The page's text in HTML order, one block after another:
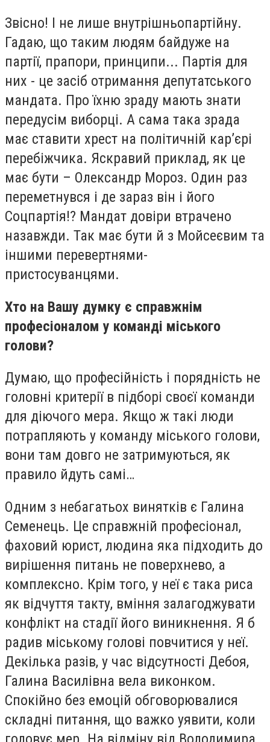
Звісно! І не лише внутрішньопартійну.
Гадаю, що таким людям байдуже на
партії, прапори, принципи... Партія для
них - це засіб отримання депутатського
мандата. Про їхню зраду мають знати
передусім виборці. А сама така зрада
має ставити хрест на політичній кар’єрі
перебіжчика. Яскравий приклад, як це
має бути – Олександр Мороз. Один раз
переметнувся і де зараз він і його
Соцпартія!? Мандат довіри втрачено
назавжди. Так має бути й з Мойсеєвим та
іншими перевертнями-
пристосуванцями.
Хто на Вашу думку є справжнім
професіоналом у команді міського
голови?
Думаю, що професійність і порядність не
головні критерії в підборі своєї команди
для діючого мера. Якщо ж такі люди
потрапляють у команду міського голови,
вони там довго не затримуються, як
правило йдуть самі…
Одним з небагатьох винятків є Галина
Семенець. Це справжній професіонал,
фаховий юрист, людина яка підходить до
вирішення питань не поверхнево, а
комплексно. Крім того, у неї є така риса
як відчуття такту, вміння залагоджувати
конфлікт на стадії його виникнення. Я б
радив міському голові повчитися у неї.
Декілька разів, у час відсутності Дебоя,
Галина Василівна вела виконком.
Спокійно без емоцій обговорювалися
складні питання, що важко уявити, коли